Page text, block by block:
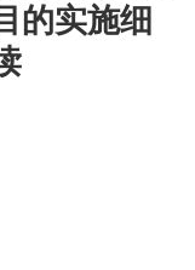
的实施细